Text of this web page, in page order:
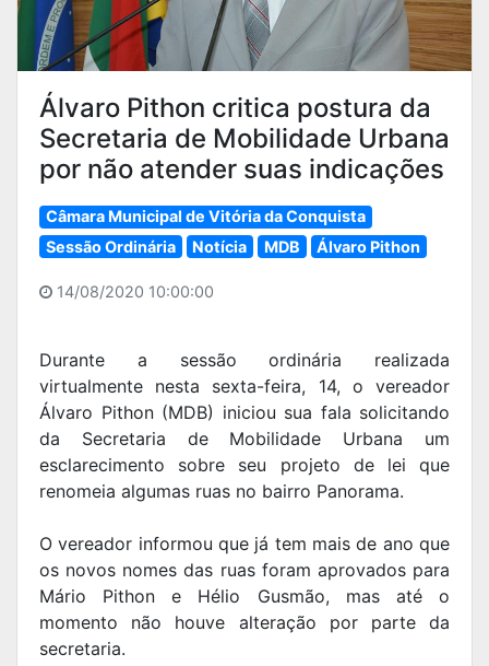
Álvaro Pithon critica postura da
Secretaria de Mobilidade Urbana
por não atender suas indicações
Câmara Municipal de Vitória da Conquista
Sessão Ordinária
Notícia MDB Álvaro Pithon
14/08/2020 10:00:00
Durante a sessão ordinária realizada
virtualmente nesta sexta-feira, 14, o vereador
Álvaro Pithon (MDB) iniciou sua fala solicitando
da Secretaria de Mobilidade Urbana um
esclarecimento sobre seu projeto de lei que
renomeia algumas ruas no bairro Panorama.
O vereador informou que já tem mais de ano que
os novos nomes das ruas foram aprovados para
Mário Pithon e Hélio Gusmão, mas até o
momento não houve alteração por parte da
secretaria.